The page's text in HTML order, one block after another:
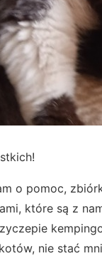
o pomoc,
które są z
nie stać